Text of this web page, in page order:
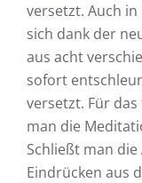
versetzt. Auch
sich dank der
aus acht
sofort
versetzt. Für
man die
Schließt man
Eindrücken aus